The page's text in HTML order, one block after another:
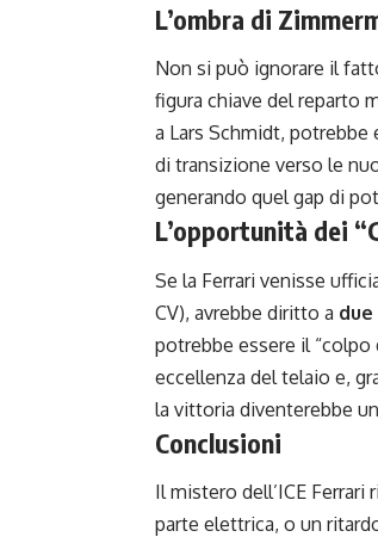
L’ombra di
Non si può ignorare il
figura chiave del reparto
a Lars Schmidt, potrebbe
di transizione verso le
generando quel gap di
L’opportunità dei
Se la Ferrari venisse
CV), avrebbe diritto a
potrebbe essere il “colpo
eccellenza del telaio e,
la vittoria diventerebbe
Conclusioni
Il mistero dell’ICE
parte elettrica, o un